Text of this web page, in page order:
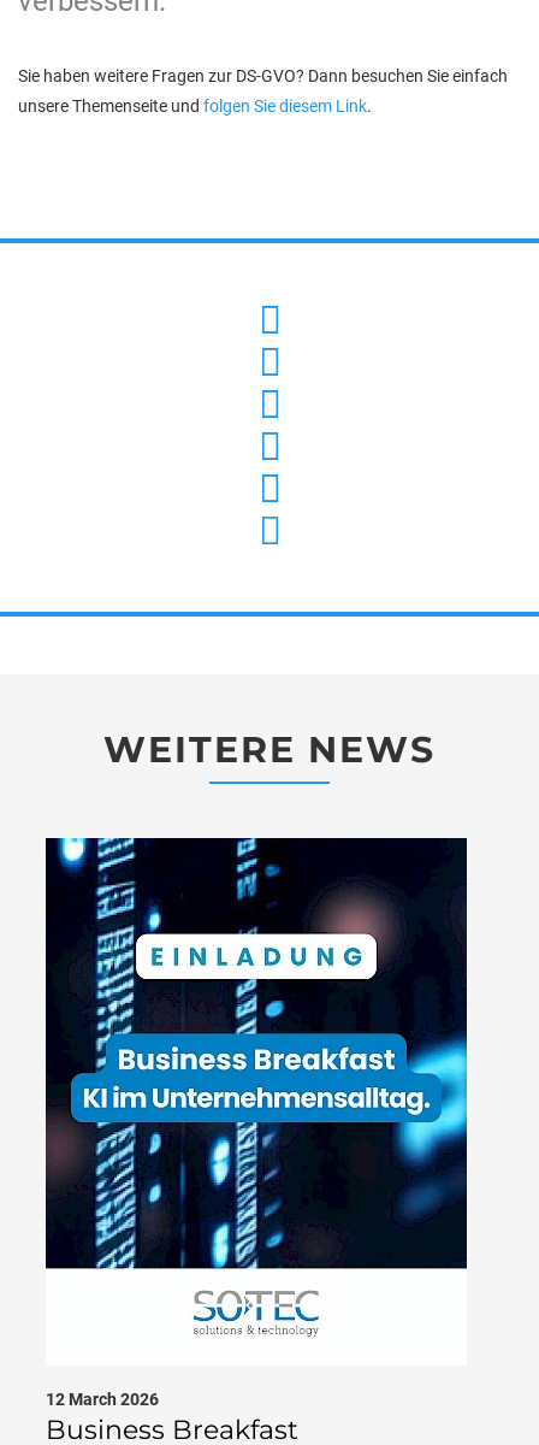
Sie haben weitere Fragen zur DS-GVO? Dann besuchen Sie einfach
unsere Themenseite und folgen Sie diesem Link.
WEITERE NEWS
12 March 2026
Business Breakfast